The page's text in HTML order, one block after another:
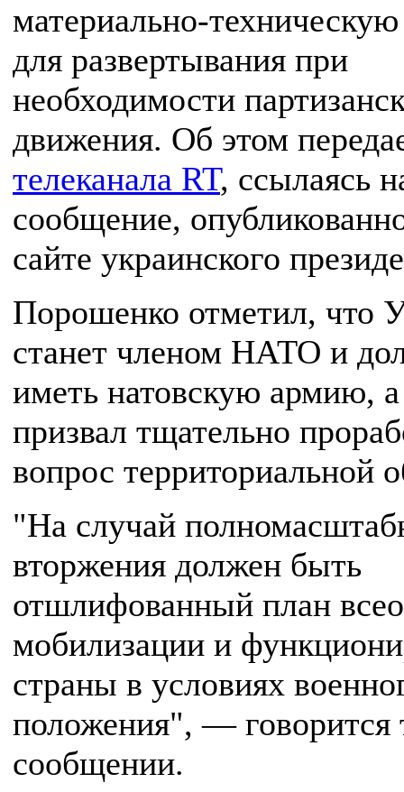
материально-техническую
для развертывания при
необходимости
движения. Об этом
телеканала RT, ссылаясь
сообщение,
сайте украинского
Порошенко отметил, что
станет членом НАТО и
иметь натовскую армию,
призвал тщательно
вопрос территориальной
"На случай
вторжения должен быть
отшлифованный план
мобилизации и
страны в условиях
положения", — говорится
сообщении.